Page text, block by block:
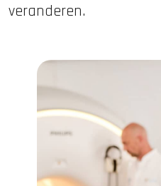
veranderen.